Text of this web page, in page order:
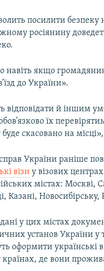
посилити
росіянину
якщо
до України».
відповідати й іншим
їх
буде скасовано на
України раніше
візи у візових
містах: Москві,
Казані,
у цих містах
установ України у
оформити українські
країнах, де вони